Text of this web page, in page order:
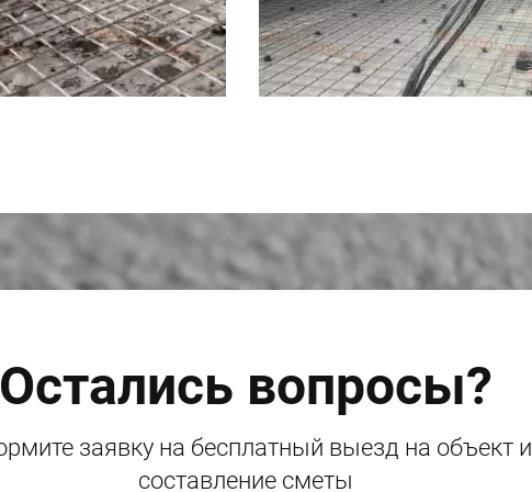
Остались вопросы?
заявку на бесплатный выезд на объект и
составление сметы